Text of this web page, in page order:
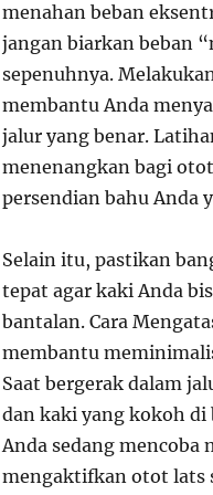
menahan beban
jangan biarkan beban
sepenuhnya.
membantu Anda
jalur yang benar.
menenangkan bagi
persendian bahu Anda
Selain itu, pastikan
tepat agar kaki Anda
bantalan. Cara
membantu
Saat bergerak dalam
dan kaki yang kokoh di
Anda sedang mencoba
mengaktifkan otot lats